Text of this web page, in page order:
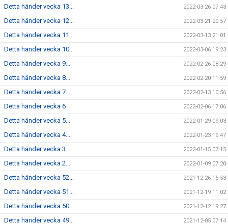
Detta händer vecka 13... 2022-03-26 07:43
Detta händer vecka 12... 2022-03-21 20:57
Detta händer vecka 11... 2022-03-13 21:01
Detta händer vecka 10... 2022-03-06 19:23
Detta händer vecka 9... 2022-02-26 08:29
Detta händer vecka 8... 2022-02-20 11:59
Detta händer vecka 7... 2022-02-13 10:56
Detta händer vecka 6 2022-02-06 17:06
Detta händer vecka 5... 2022-01-29 09:03
Detta händer vecka 4... 2022-01-23 19:47
Detta händer vecka 3... 2022-01-15 07:15
Detta händer vecka 2... 2022-01-09 07:20
Detta händer vecka 52... 2021-12-26 15:53
Detta händer vecka 51... 2021-12-19 11:02
Detta händer vecka 50... 2021-12-12 19:27
Detta händer vecka 49... 2021-12-05 07:14